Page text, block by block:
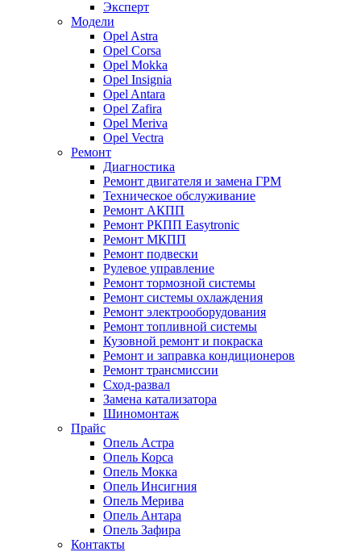
Эксперт
Модели
Opel Astra
Opel Corsa
Opel Mokka
Opel Insignia
Opel Antara
Opel Zafira
Opel Meriva
Opel Vectra
Ремонт
Диагностика
Ремонт двигателя и замена ГРМ
Техническое обслуживание
Ремонт АКПП
Ремонт РКПП Easytronic
Ремонт МКПП
Ремонт подвески
Рулевое управление
Ремонт тормозной системы
Ремонт системы охлаждения
Ремонт электрооборудования
Ремонт топливной системы
Кузовной ремонт и покраска
Ремонт и заправка кондиционеров
Ремонт трансмиссии
Сход-развал
Замена катализатора
Шиномонтаж
Прайс
Опель Астра
Опель Корса
Опель Мокка
Опель Инсигния
Опель Мерива
Опель Антара
Опель Зафира
Контакты